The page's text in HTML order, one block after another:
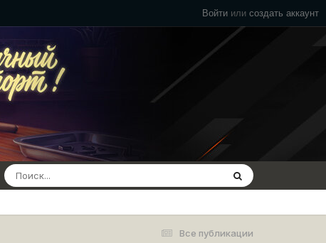
Войти или создать аккаунт
Все публикации